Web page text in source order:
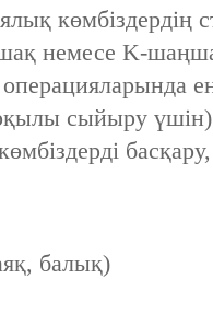
көмбіздердің
немесе K-
сыйыру
балық)